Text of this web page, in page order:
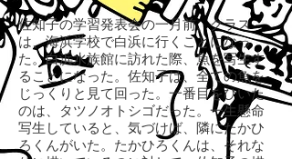
佐知子の学習発表会の一月前、クラス
は、海浜学校で白浜に行くことになっ
た。白浜水族館に訪れた際、魚を写生す
ることになった。佐知子は、全ての魚を
じっくりと見て回った。一番目をひいた
のは、タツノオトシゴだった。一生懸命
写生していると、気づけば、隣にたかひ
ろくんがいた。たかひろくんは、それな